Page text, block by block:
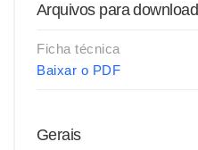
Arquivos para download
Ficha técnica
Baixar o PDF
Gerais